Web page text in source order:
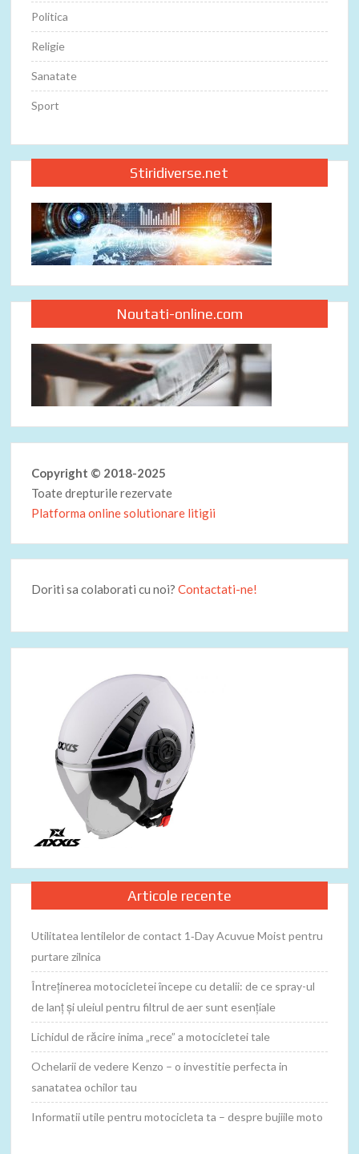
Politica
Religie
Sanatate
Sport
Stiridiverse.net
Noutati-online.com
Copyright © 2018-2025
Toate drepturile rezervate
Platforma online solutionare litigii
Doriti sa colaborati cu noi?Contactati-ne!
Articole recente
Utilitatea lentilelor de contact 1‑Day Acuvue Moist pentru
purtare zilnica
Întreținerea motocicletei începe cu detalii: de ce spray-ul
de lanț și uleiul pentru filtrul de aer sunt esențiale
Lichidul de răcire inima „rece” a motocicletei tale
Ochelarii de vedere Kenzo – o investitie perfecta in
sanatatea ochilor tau
Informatii utile pentru motocicleta ta – despre bujiile moto